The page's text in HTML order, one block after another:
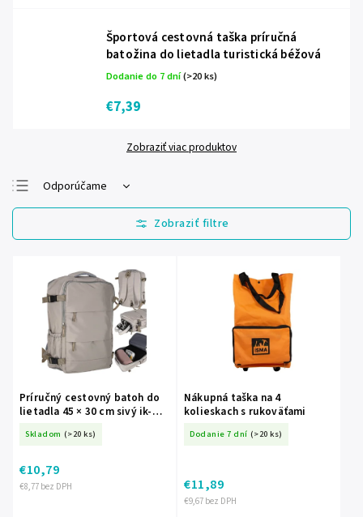
Športová cestovná taška príručná
batožina do lietadla turistická béžová
Dodanie do 7 dní(>20 ks)
€7,39
Zobraziť viac produktov
Odporúčame
Najlacnejšie
Najdrahšie
Abecedne
Príručný cestovný batoh do
lietadla 45 × 30 cm sivý ik-
Skladom (>20 ks)
€8,77 bez DPH
€10,79
Nákupná taška na 4
kolieskach s rukoväťami
Dodanie 7 dní (>20 ks)
€9,67 bez DPH
€11,89